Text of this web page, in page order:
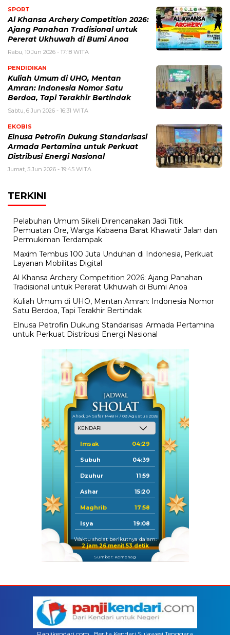
SPORT
Al Khansa Archery Competition 2026:
Ajang Panahan Tradisional untuk
Pererat Ukhuwah di Bumi Anoa
Rabu, 10 Jun 2026 - 17:18 WITA
PENDIDIKAN
Kuliah Umum di UHO, Mentan
Amran: Indonesia Nomor Satu
Berdoa, Tapi Terakhir Bertindak
Sabtu, 6 Jun 2026 - 16:31 WITA
EKOBIS
Elnusa Petrofin Dukung Standarisasi
Armada Pertamina untuk Perkuat
Distribusi Energi Nasional
Jumat, 5 Jun 2026 - 19:45 WITA
TERKINI
Pelabuhan Umum Sikeli Direncanakan Jadi Titik
Pemuatan Ore, Warga Kabaena Barat Khawatir Jalan dan
Permukiman Terdampak
Maxim Tembus 100 Juta Unduhan di Indonesia, Perkuat
Layanan Mobilitas Digital
Al Khansa Archery Competition 2026: Ajang Panahan
Tradisional untuk Pererat Ukhuwah di Bumi Anoa
Kuliah Umum di UHO, Mentan Amran: Indonesia Nomor
Satu Berdoa, Tapi Terakhir Bertindak
Elnusa Petrofin Dukung Standarisasi Armada Pertamina
untuk Perkuat Distribusi Energi Nasional
Ahad, 24 Safar 1448 H / 09 Agustus 2026
Imsak 04:29
Subuh 04:39
Dzuhur 11:59
Ashar 15:20
Maghrib 17:58
Isya 19:08
Waktu sholat berikutnya dalam:
2 jam 26 menit 52 detik
Sumber: Kemenag